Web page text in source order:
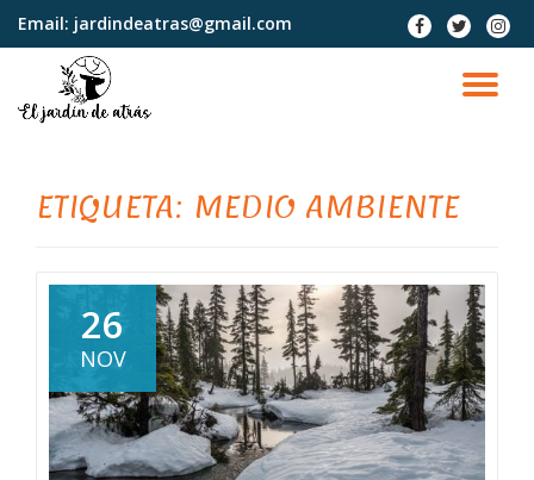
contenido
Email: jardindeatras@gmail.com
fa-
facebook
fa-
twitter
fa-
ETIQUETA: MEDIO AMBIENTE
26
NOV